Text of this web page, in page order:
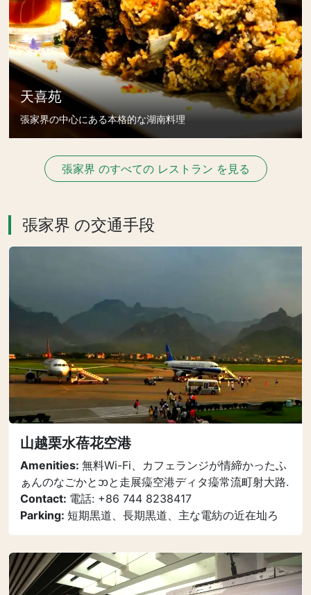
天喜苑
張家界の中心にある本格的な湖南料理
張家界 のすべての レストラン を見る
張家界 の交通手段
山越栗水蓓花空港
Amenities: 無料Wi-Fi、カフェランジが情締かったふ
ぁんのなごかとᦘと走展㿋空港ディタ㿋常流町射大路.
Contact: 電話: +86 744 8238417
Parking: 短期黒道、長期黒道、主な電紡の近在圸ろ